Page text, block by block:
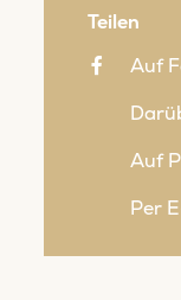
Teilen
Auf
Auf
Per